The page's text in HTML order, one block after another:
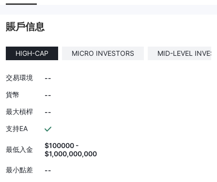
賬戶信息
HIGH-CAP MICRO INVESTORS MID-LEVEL
交易環境
--
貨幣
--
最大槓桿
--
支持EA
最低入金
$100000 -
$1,000,000,000
最小點差
--